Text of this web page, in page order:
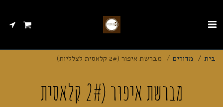
בית מדורים מברשת איפור (2# קלאסית לצלליות)
מברשת איפור (2# קלאסית